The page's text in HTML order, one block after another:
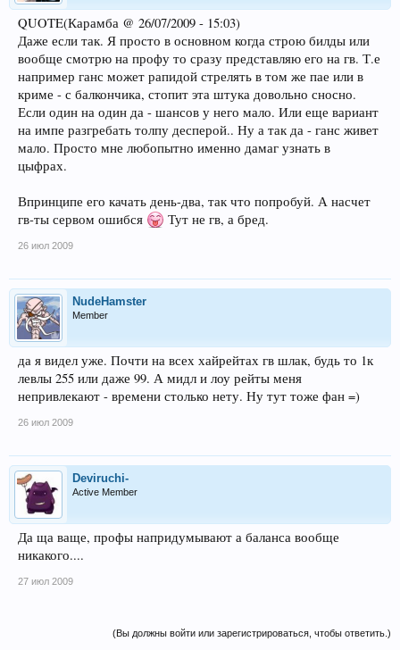
QUOTE(Карамба @ 26/07/2009 - 15:03)
Даже если так. Я просто в основном когда строю билды или
вообще смотрю на профу то сразу представляю его на гв. Т.е
например ганс может рапидой стрелять в том же пае или в
криме - с балкончика, стопит эта штука довольно сносно.
Если один на один да - шансов у него мало. Или еще вариант
на импе разгребать толпу десперой.. Ну а так да - ганс живет
мало. Просто мне любопытно именно дамаг узнать в
цыфрах.
Впринципе его качать день-два, так что попробуй. А насчет
гв-ты сервом ошибся
Тут не гв, а бред.
26 июл 2009
NudeHamster
Member
да я видел уже. Почти на всех хайрейтах гв шлак, будь то 1к
левлы 255 или даже 99. А мидл и лоу рейты меня
непривлекают - времени столько нету. Ну тут тоже фан =)
26 июл 2009
Deviruchi-
Active Member
Да ща ваще, профы напридумывают а баланса вообще
никакого....
27 июл 2009
(Вы должны войти или зарегистрироваться, чтобы ответить.)